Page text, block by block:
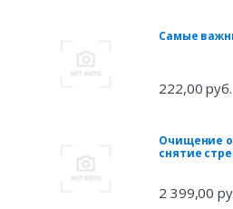
Самые
222,00 руб.
Очищение
снятие
2 399,00